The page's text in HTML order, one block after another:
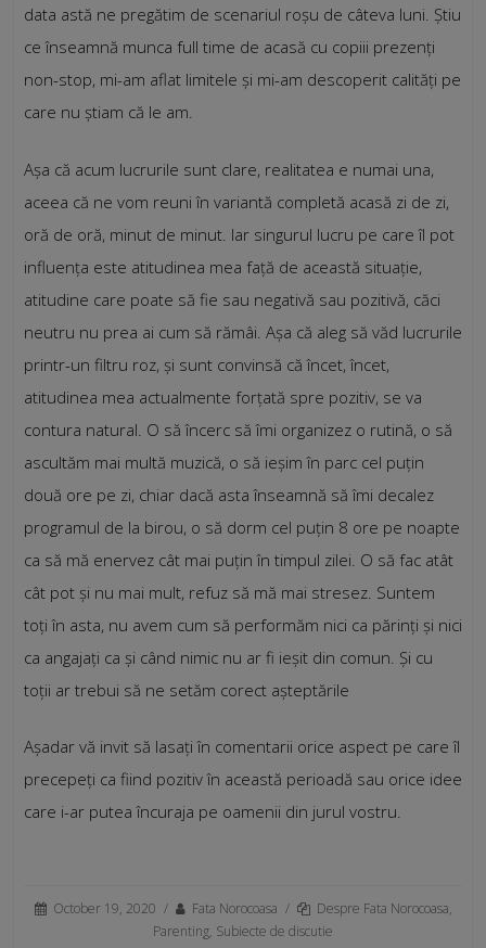
data astă ne pregătim de scenariul roșu de câteva luni. Știu
ce înseamnă munca full time de acasă cu copiii prezenți
non-stop, mi-am aflat limitele și mi-am descoperit calități pe
care nu știam că le am.
Așa că acum lucrurile sunt clare, realitatea e numai una,
aceea că ne vom reuni în variantă completă acasă zi de zi,
oră de oră, minut de minut. Iar singurul lucru pe care îl pot
influența este atitudinea mea față de această situație,
atitudine care poate să fie sau negativă sau pozitivă, căci
neutru nu prea ai cum să rămâi. Așa că aleg să văd lucrurile
printr-un filtru roz, și sunt convinsă că încet, încet,
atitudinea mea actualmente forțată spre pozitiv, se va
contura natural. O să încerc să îmi organizez o rutină, o să
ascultăm mai multă muzică, o să ieșim în parc cel puțin
două ore pe zi, chiar dacă asta înseamnă să îmi decalez
programul de la birou, o să dorm cel puțin 8 ore pe noapte
ca să mă enervez cât mai puțin în timpul zilei. O să fac atât
cât pot și nu mai mult, refuz să mă mai stresez. Suntem
toți în asta, nu avem cum să performăm nici ca părinți și nici
ca angajați ca și când nimic nu ar fi ieșit din comun. Și cu
toții ar trebui să ne setăm corect așteptările
Așadar vă invit să lasați în comentarii orice aspect pe care îl
precepeți ca fiind pozitiv în această perioadă sau orice idee
care i-ar putea încuraja pe oamenii din jurul vostru.
October 19, 2020 / Fata Norocoasa / Despre Fata Norocoasa,
Parenting, Subiecte de discutie